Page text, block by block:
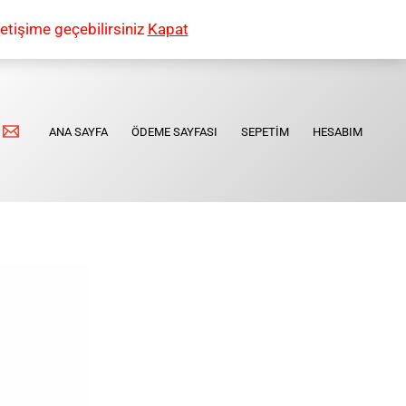
geçebilirsiniz Kapat
ANA SAYFA ÖDEME SAYFASI SEPETIM HESABIM